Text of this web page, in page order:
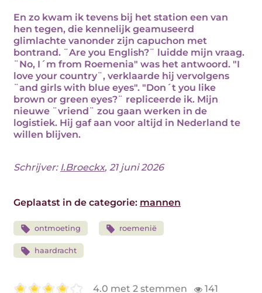
En zo kwam ik tevens bij het station een van
hen tegen, die kennelijk geamuseerd
glimlachte vanonder zijn capuchon met
bontrand. ¨Are you English?¨ luidde mijn vraag.
¨No, I´m from Roemenia" was het antwoord. "I
love your country¨, verklaarde hij vervolgens
¨and girls with blue eyes". "Don´t you like
brown or green eyes?¨ repliceerde ik. Mijn
nieuwe ¨vriend¨ zou gaan werken in de
logistiek. Hij gaf aan voor altijd in Nederland te
willen blijven.
Schrijver: I.Broeckx, 21 juni 2026
Geplaatst in de categorie: mannen
ontmoeting roemenië
haardracht
4.0 met 2 stemmen 141